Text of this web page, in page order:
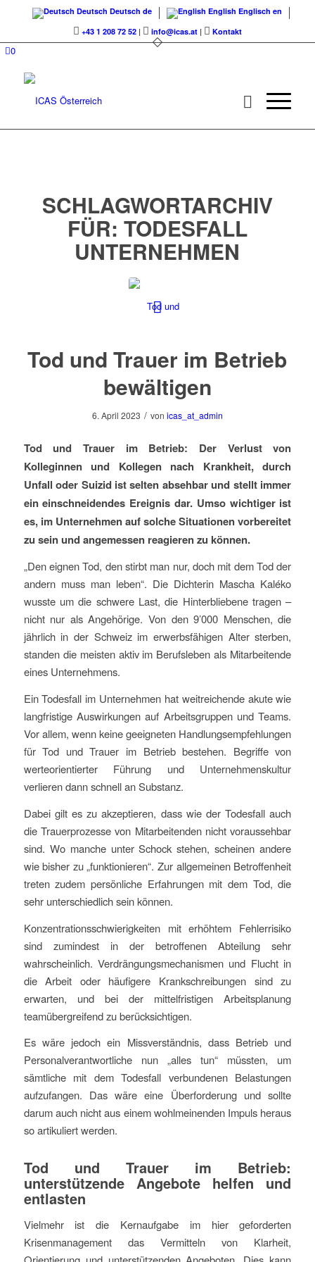
Deutsch Deutsch de English Englisch en
+43 1 208 72 52| info@icas.at| Kontakt
0
SCHLAGWORTARCHIV
FÜR: TODESFALL
UNTERNEHMEN
Tod und Trauer im Betrieb
bewältigen
6. April 2023 / von icas_at_admin
Tod und Trauer im Betrieb: Der Verlust von
Kolleginnen und Kollegen nach Krankheit, durch
Unfall oder Suizid ist selten absehbar und stellt immer
ein einschneidendes Ereignis dar. Umso wichtiger ist
es, im Unternehmen auf solche Situationen vorbereitet
zu sein und angemessen reagieren zu können.
„Den eignen Tod, den stirbt man nur, doch mit dem Tod der
andern muss man leben“. Die Dichterin Mascha Kaléko
wusste um die schwere Last, die Hinterbliebene tragen –
nicht nur als Angehörige. Von den 9’000 Menschen, die
jährlich in der Schweiz im erwerbsfähigen Alter sterben,
standen die meisten aktiv im Berufsleben als Mitarbeitende
eines Unternehmens.
Ein Todesfall im Unternehmen hat weitreichende akute wie
langfristige Auswirkungen auf Arbeitsgruppen und Teams.
Vor allem, wenn keine geeigneten Handlungsempfehlungen
für Tod und Trauer im Betrieb bestehen. Begriffe von
werteorientierter Führung und Unternehmenskultur
verlieren dann schnell an Substanz.
Dabei gilt es zu akzeptieren, dass wie der Todesfall auch
die Trauerprozesse von Mitarbeitenden nicht voraussehbar
sind. Wo manche unter Schock stehen, scheinen andere
wie bisher zu „funktionieren“. Zur allgemeinen Betroffenheit
treten zudem persönliche Erfahrungen mit dem Tod, die
sehr unterschiedlich sein können.
Konzentrationsschwierigkeiten mit erhöhtem Fehlerrisiko
sind zumindest in der betroffenen Abteilung sehr
wahrscheinlich. Verdrängungsmechanismen und Flucht in
die Arbeit oder häufigere Krankschreibungen sind zu
erwarten, und bei der mittelfristigen Arbeitsplanung
teamübergreifend zu berücksichtigen.
Es wäre jedoch ein Missverständnis, dass Betrieb und
Personalverantwortliche nun „alles tun“ müssten, um
sämtliche mit dem Todesfall verbundenen Belastungen
aufzufangen. Das wäre eine Überforderung und sollte
darum auch nicht aus einem wohlmeinenden Impuls heraus
so artikuliert werden.
Tod und Trauer im Betrieb:
unterstützende Angebote helfen und
entlasten
Vielmehr ist die Kernaufgabe im hier geforderten
Krisenmanagement das Vermitteln von Klarheit,